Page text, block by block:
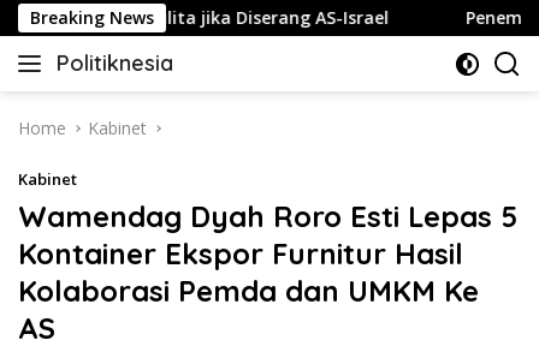
Skip
to
content
Breaking News
Gelap Gulita jika Diserang AS-Israel
Politiknesia
Politiknesia.com
Home Kabinet
Kabinet
Wamendag Dyah Roro Esti Lepas 5
Kontainer Ekspor Furnitur Hasil
Kolaborasi Pemda dan UMKM Ke
AS